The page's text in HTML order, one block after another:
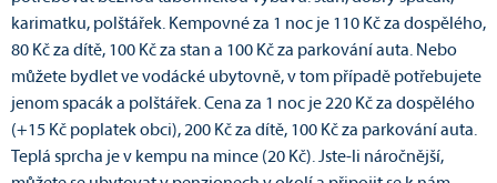
karimatku, polštářek. Kempovné za 1 noc je 110 Kč za dospělého,
80 Kč za dítě, 100 Kč za stan a 100 Kč za parkování auta. Nebo
můžete bydlet ve vodácké ubytovně, v tom případě potřebujete
jenom spacák a polštářek. Cena za 1 noc je 220 Kč za dospělého
(+15 Kč poplatek obci), 200 Kč za dítě, 100 Kč za parkování auta.
Teplá sprcha je v kempu na mince (20 Kč). Jste-li náročnější,